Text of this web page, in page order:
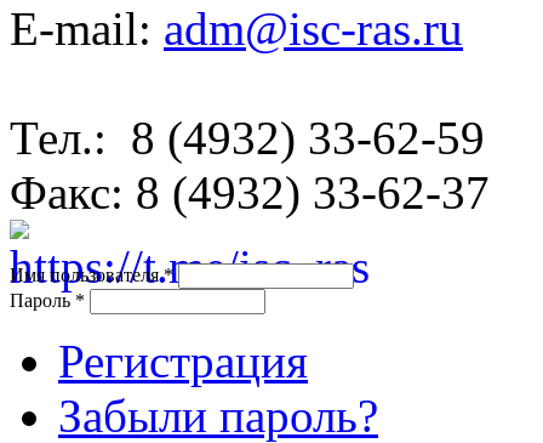
E-mail: adm@isc-ras.ru
Тел.: 8 (4932) 33-62-59
Факс: 8 (4932) 33-62-37
Имя пользователя*
Пароль *
Регистрация
Забыли пароль?